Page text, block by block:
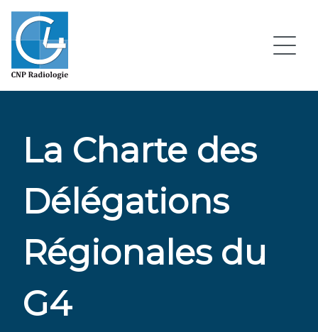
La Charte des
Délégations
Régionales du
G4